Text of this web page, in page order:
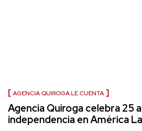
AGENCIA QUIROGA LE CUENTA
Agencia Quiroga celebra 25
independencia en América